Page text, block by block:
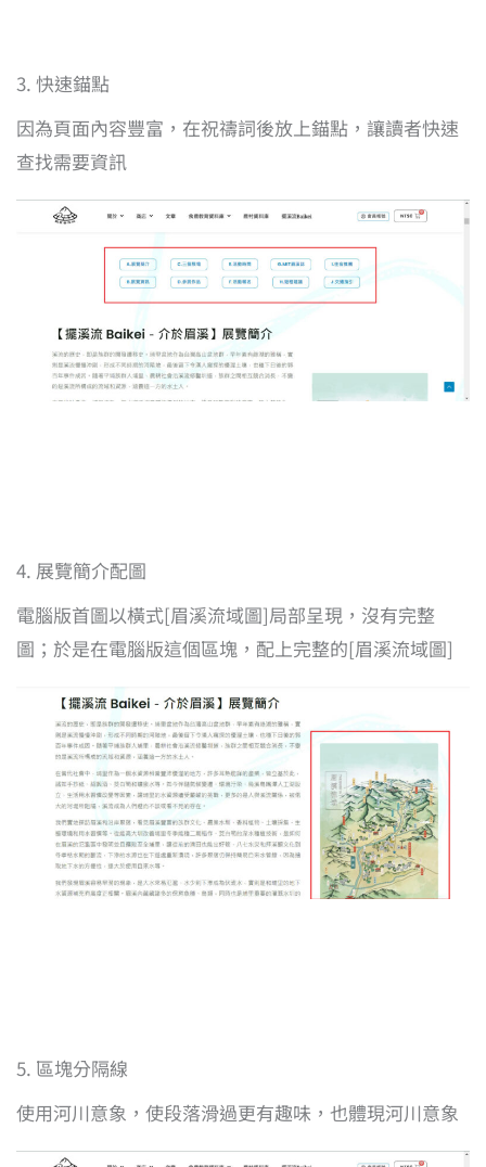
3. 快速錨點
因為頁面內容豐富，在祝禱詞後放上錨點，讓讀者快速
查找需要資訊
4. 展覽簡介配圖
電腦版首圖以橫式[眉溪流域圖]局部呈現，沒有完整
圖；於是在電腦版這個區塊，配上完整的[眉溪流域圖]
5. 區塊分隔線
使用河川意象，使段落滑過更有趣味，也體現河川意象